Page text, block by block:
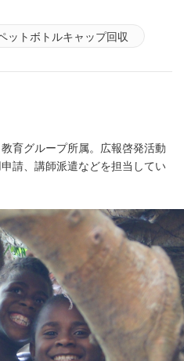
ットボトルキャップ回収
育グループ所属。広報啓発活動
請、講師派遣などを担当してい